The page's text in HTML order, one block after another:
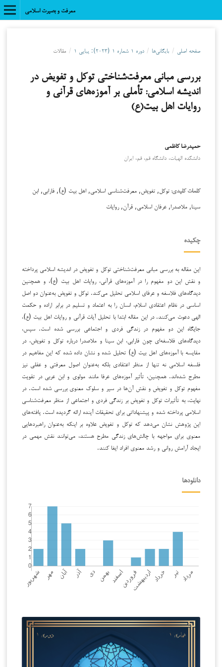
معرفت و بصیرت اسلامی
صفحه اصلی / بایگانی‌ها / دوره ۱ شماره ۱ (۲۰۲۳): پیاپی ۱ / مقالات
بررسی مبانی معرفت‌شناختی توکل و تفویض در
اندیشه اسلامی: تأملی بر آموزه‌های قرآنی و
روایات اهل بیت(ع)
حمیدرضا کاظمی
دانشکده الهیات، دانشگاه قم، قم، ایران
کلمات کلیدی: توکل, تفویض, معرفت‌شناسی اسلامی, اهل بیت (ع), فارابی, ابن
سینا, ملاصدرا, عرفان اسلامی, قرآن, روایات
چکیده
این مقاله به بررسی مبانی معرفت‌شناختی توکل و تفویض در اندیشه اسلامی پرداخته
و نقش این دو مفهوم را در آموزه‌های قرآنی، روایات اهل بیت (ع)، و همچنین
دیدگاه‌های فلاسفه و عرفای اسلامی تحلیل می‌کند. توکل و تفویض به‌عنوان دو اصل
اساسی در نظام اعتقادی اسلام، انسان را به اعتماد و تسلیم در برابر اراده و حکمت
الهی دعوت می‌کنند. در این مقاله ابتدا با تحلیل آیات قرآنی و روایات اهل بیت (ع)،
جایگاه این دو مفهوم در زندگی فردی و اجتماعی بررسی شده است. سپس،
دیدگاه‌های فلاسفه‌ای چون فارابی، ابن سینا و ملاصدرا درباره توکل و تفویض، در
مقایسه با آموزه‌های اهل بیت (ع) تحلیل شده و نشان داده شده که این مفاهیم در
فلسفه اسلامی نه تنها از منظر اعتقادی بلکه به‌عنوان اصول معرفتی و عقلی نیز
مطرح شده‌اند. همچنین، تأثیر آموزه‌های عرفا مانند مولوی و ابن عربی در تقویت
مفهوم توکل و تفویض و نقش آن‌ها در سیر و سلوک معنوی بررسی شده است. در
نهایت، به تأثیرات توکل و تفویض بر زندگی فردی و اجتماعی از منظر معرفت‌شناسی
اسلامی پرداخته شده و پیشنهاداتی برای تحقیقات آینده ارائه گردیده است. یافته‌های
این پژوهش نشان می‌دهد که توکل و تفویض علاوه بر اینکه به‌عنوان راهبردهایی
معنوی برای مواجهه با چالش‌های زندگی مطرح هستند، می‌توانند نقش مهمی در
ایجاد آرامش روانی و رشد معنوی افراد ایفا کنند.
دانلودها